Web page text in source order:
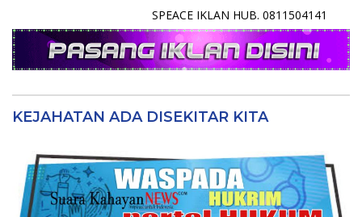
SPEACE IKLAN HUB. 0811504141
KEJAHATAN ADA DISEKITAR KITA